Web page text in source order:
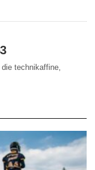
technikaffine,